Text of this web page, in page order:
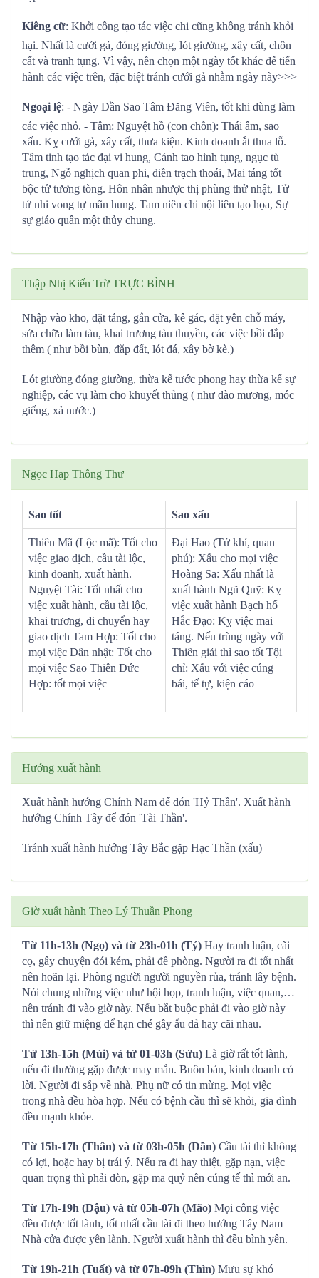
Kiêng cữ: Khởi công tạo tác việc chi cũng không tránh khỏi
hại. Nhất là cưới gả, đóng giường, lót giường, xây cất, chôn
cất và tranh tụng. Vì vậy, nên chọn một ngày tốt khác để tiến
hành các việc trên, đặc biệt tránh cưới gả nhằm ngày này>>>
Ngoại lệ: - Ngày Dần Sao Tâm Đăng Viên, tốt khi dùng làm
các việc nhỏ. - Tâm: Nguyệt hồ (con chồn): Thái âm, sao
xấu. Kỵ cưới gả, xây cất, thưa kiện. Kinh doanh ắt thua lỗ.
Tâm tinh tạo tác đại vi hung, Cánh tao hình tụng, ngục tù
trung, Ngỗ nghịch quan phi, điền trạch thoái, Mai táng tốt
bộc tử tương tòng. Hôn nhân nhược thị phùng thử nhật, Tử
tử nhi vong tự mãn hung. Tam niên chi nội liên tạo họa, Sự
sự giáo quân một thủy chung.
Thập Nhị Kiến Trừ TRỰC BÌNH
Nhập vào kho, đặt táng, gắn cửa, kê gác, đặt yên chỗ máy,
sửa chữa làm tàu, khai trương tàu thuyền, các việc bồi đắp
thêm ( như bồi bùn, đắp đất, lót đá, xây bờ kè.)
Lót giường đóng giường, thừa kế tước phong hay thừa kế sự
nghiệp, các vụ làm cho khuyết thủng ( như đào mương, móc
giếng, xả nước.)
Ngọc Hạp Thông Thư
Sao tốt Sao xấu
Thiên Mã (Lộc mã): Tốt cho
việc giao dịch, cầu tài lộc,
kinh doanh, xuất hành.
Nguyệt Tài: Tốt nhất cho
việc xuất hành, cầu tài lộc,
khai trương, di chuyển hay
giao dịch Tam Hợp: Tốt cho
mọi việc Dân nhật: Tốt cho
mọi việc Sao Thiên Đức
Hợp: tốt mọi việc
Đại Hao (Tử khí, quan
phú): Xấu cho mọi việc
Hoàng Sa: Xấu nhất là
xuất hành Ngũ Quỹ: Kỵ
việc xuất hành Bạch hổ
Hắc Đạo: Kỵ việc mai
táng. Nếu trùng ngày với
Thiên giải thì sao tốt Tội
chỉ: Xấu với việc cúng
bái, tế tự, kiện cáo
Hướng xuất hành
Xuất hành hướng Chính Nam để đón 'Hỷ Thần'. Xuất hành
hướng Chính Tây để đón 'Tài Thần'.
Tránh xuất hành hướng Tây Bắc gặp Hạc Thần (xấu)
Giờ xuất hành Theo Lý Thuần Phong
Từ 11h-13h (Ngọ) và từ 23h-01h (Tý) Hay tranh luận, cãi
cọ, gây chuyện đói kém, phải đề phòng. Người ra đi tốt nhất
nên hoãn lại. Phòng người người nguyền rủa, tránh lây bệnh.
Nói chung những việc như hội họp, tranh luận, việc quan,…
nên tránh đi vào giờ này. Nếu bắt buộc phải đi vào giờ này
thì nên giữ miệng để hạn ché gây ẩu đả hay cãi nhau.
Từ 13h-15h (Mùi) và từ 01-03h (Sửu) Là giờ rất tốt lành,
nếu đi thường gặp được may mắn. Buôn bán, kinh doanh có
lời. Người đi sắp về nhà. Phụ nữ có tin mừng. Mọi việc
trong nhà đều hòa hợp. Nếu có bệnh cầu thì sẽ khỏi, gia đình
đều mạnh khỏe.
Từ 15h-17h (Thân) và từ 03h-05h (Dần) Cầu tài thì không
có lợi, hoặc hay bị trái ý. Nếu ra đi hay thiệt, gặp nạn, việc
quan trọng thì phải đòn, gặp ma quỷ nên cúng tế thì mới an.
Từ 17h-19h (Dậu) và từ 05h-07h (Mão) Mọi công việc
đều được tốt lành, tốt nhất cầu tài đi theo hướng Tây Nam –
Nhà cửa được yên lành. Người xuất hành thì đều bình yên.
Từ 19h-21h (Tuất) và từ 07h-09h (Thìn) Mưu sự khó